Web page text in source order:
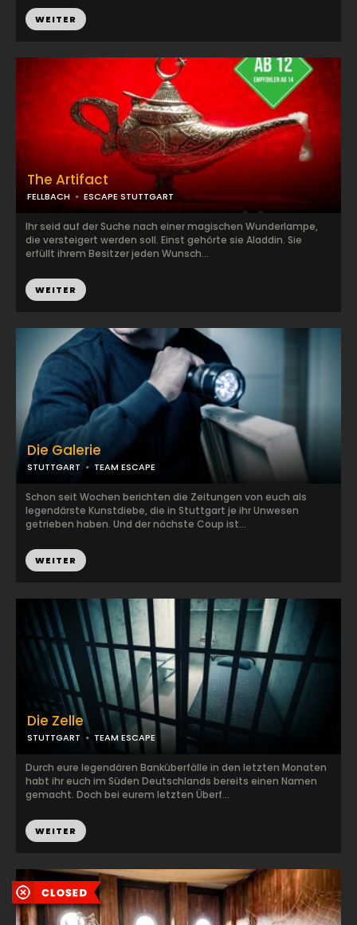
WEITER
The Artifact
FELLBACH ESCAPE STUTTGART
Ihr seid auf der Suche nach einer magischen Wunderlampe,
die versteigert werden soll. Einst gehörte sie Aladdin. Sie
erfüllt ihrem Besitzer jeden Wunsch...
WEITER
Die Galerie
STUTTGART TEAM ESCAPE
Schon seit Wochen berichten die Zeitungen von euch als
legendärste Kunstdiebe, die in Stuttgart je ihr Unwesen
getrieben haben. Und der nächste Coup ist...
WEITER
Die Zelle
STUTTGART TEAM ESCAPE
Durch eure legendären Banküberfälle in den letzten Monaten
habt ihr euch im Süden Deutschlands bereits einen Namen
gemacht. Doch bei eurem letzten Überf...
WEITER